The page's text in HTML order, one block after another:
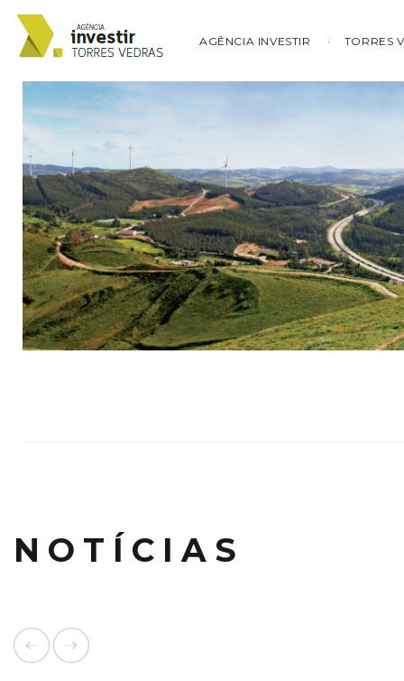
AGÊNCIA INVESTIR TORRES
NOTÍCIAS